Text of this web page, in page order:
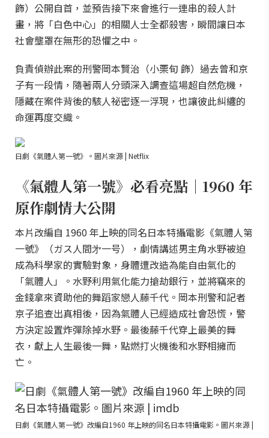
飾）公開自首，並預告接下來會進行一連串的殺人計
畫，將「白色中心」的相關人士全都殺害，瞬間讓日本
社會壟罩在無形的恐懼之中。
負責偵辦此案的刑警岡本賢治（小栗旬 飾）過去曾和京
子有一段情，隨著兩人分頭深入調查這場超自然危機，
隱藏在案件背後的駭人祕密逐一浮現，也讓彼此糾纏的
命運再度交織。
日劇《氣體人第一號》。圖片來源 | Netflix
《氣體人第一號》必看亮點｜1960 年
原作劇情大公開
本片改編自 1960 年上映的同名日本特攝電影《氣體人第
一號》（ガス人間㐧一号），劇情講述男主角水野被迫
成為科學家的實驗對象，身體遭改造為能自由氣化的
「氣體人」。水野利用氣化能力搶劫銀行，並將竊來的
金錢拿來資助他的舞蹈家戀人藤千代。岡本刑警和記者
京子追查出真相後，因為氣體人已經造成社會恐慌，警
方決定設置炸彈除掉水野。最後藤千代穿上最美的舞
衣，獻上人生最後一舞，點燃打火機後和水野相擁而
亡。
日劇《氣體人第一號》改編自1960 年上映的同名日本特攝電影。圖片來源 |